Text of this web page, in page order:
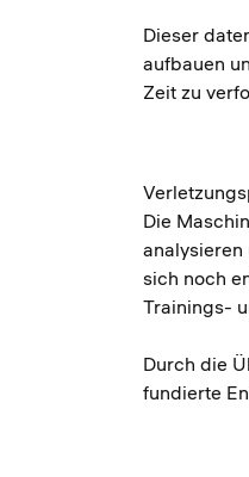
Dieser
aufbauen
Zeit zu
Die
sich noch
Trainings-
Durch die
fundierte